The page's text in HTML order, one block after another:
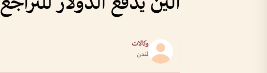
وكالات
لندن